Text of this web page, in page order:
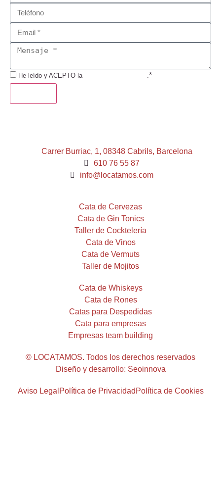
He leído y ACEPTO la .*
Carrer Burriac, 1, 08348 Cabrils, Barcelona
610 76 55 87
info@locatamos.com
Cata de Cervezas
Cata de Gin Tonics
Taller de Cocktelería
Cata de Vinos
Cata de Vermuts
Taller de Mojitos
Cata de Whiskeys
Cata de Rones
Catas para Despedidas
Cata para empresas
Empresas team building
© LOCATAMOS. Todos los derechos reservados
Diseño y desarrollo: Seoinnova
Aviso Legal Política de Privacidad Política de Cookies